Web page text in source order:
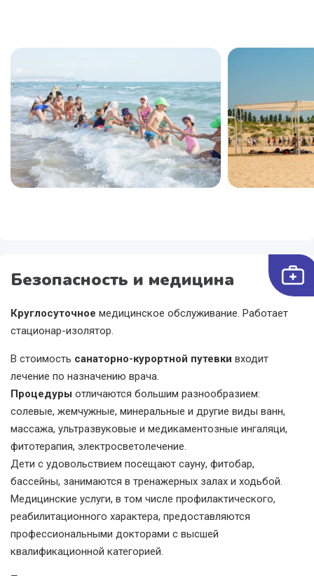
Безопасность и медицина
Круглосуточное медицинское обслуживание. Работает
стационар-изолятор.
В стоимость санаторно-курортной путевки входит
лечение по назначению врача.
Процедуры отличаются большим разнообразием:
солевые, жемчужные, минеральные и другие виды ванн,
массажа, ультразвуковые и медикаментозные ингаляци,
фитотерапия, электросветолечение.
Дети с удовольствием посещают сауну, фитобар,
бассейны, занимаются в тренажерных залах и ходьбой.
Медицинские услуги, в том числе профилактического,
реабилитационного характера, предоставляются
профессиональными докторами с высшей
квалификационной категорией.